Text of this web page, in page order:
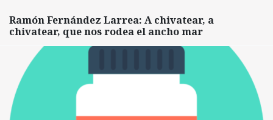
Ramón Fernández Larrea: A chivatear, a
chivatear, que nos rodea el ancho mar